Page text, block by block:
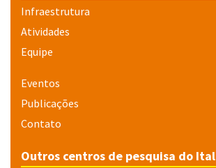
Infraestrutura
Atividades
Equipe
Eventos
Publicações
Contato
Outros centros de pesquisa do Ital